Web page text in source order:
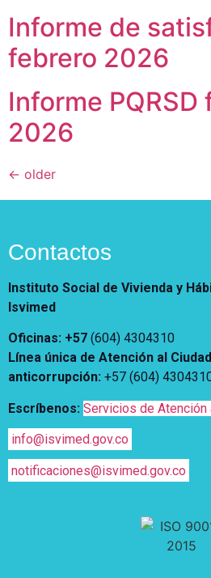
Informe de
febrero 2026
Informe PQRSD
2026
← older
Contactos
Instituto Social de Vivienda y
Isvimed
Oficinas: +57 (604) 4304310
Línea única de Atención al
anticorrupción: +57 (604)
Escríbenos: Servicios de Atención
info@isvimed.gov.co
notificaciones@isvimed.gov.co